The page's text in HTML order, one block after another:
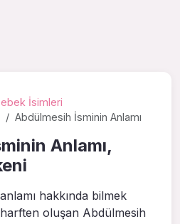
İsimleri
Abdülmesih İsminin Anlamı
Anlamı,
hakkında bilmek
oluşan Abdülmesih